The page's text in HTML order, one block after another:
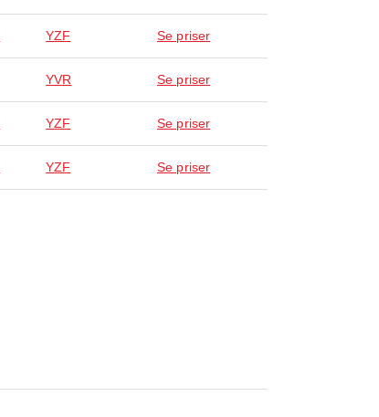
YZF Se priser
YVR Se priser
YZF Se priser
YZF Se priser